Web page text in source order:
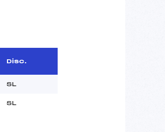
Disc.
SL
SL